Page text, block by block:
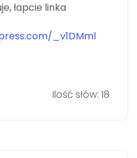
łapcie linka
_v1DMml
Ilość słów: 18